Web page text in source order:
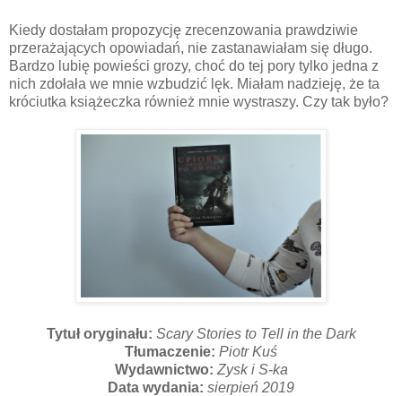
Kiedy dostałam propozycję zrecenzowania prawdziwie
przerażających opowiadań, nie zastanawiałam się długo.
Bardzo lubię powieści grozy, choć do tej pory tylko jedna z
nich zdołała we mnie wzbudzić lęk. Miałam nadzieję, że ta
króciutka książeczka również mnie wystraszy. Czy tak było?
Tytuł oryginału: Scary Stories to Tell in the Dark
Tłumaczenie: Piotr Kuś
Wydawnictwo: Zysk i S-ka
Data wydania: sierpień 2019